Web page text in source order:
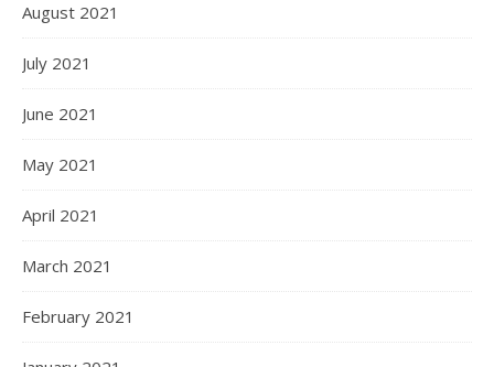
August 2021
July 2021
June 2021
May 2021
April 2021
March 2021
February 2021